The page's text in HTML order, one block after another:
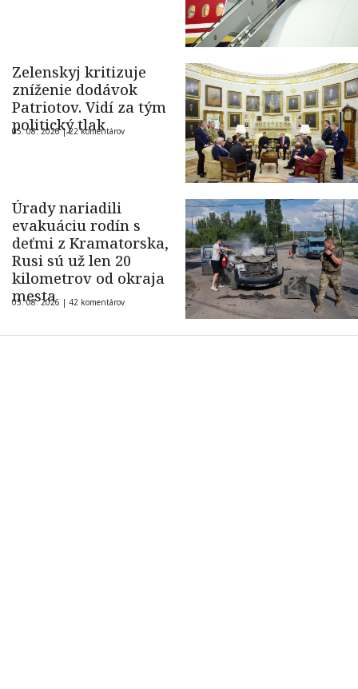
Zelenskyj kritizuje
zníženie dodávok
Patriotov. Vidí za tým
politický tlak
05. 08. 2026 |22 komentárov
Úrady nariadili
evakuáciu rodín s
deťmi z Kramatorska,
Rusi sú už len 20
kilometrov od okraja
mesta
05. 08. 2026 | 42 komentárov